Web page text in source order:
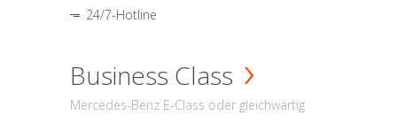
24/7-Hotline
Business Class
Mercedes-Benz E-Class oder gleichwärtig